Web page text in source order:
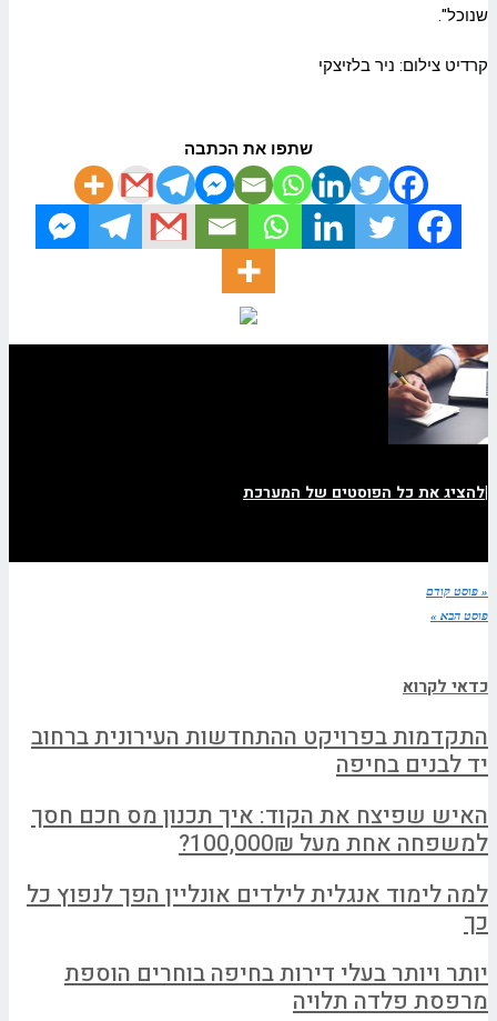
שנוכל".
קרדיט צילום: ניר בלזיצקי
שתפו את הכתבה
|להציג את כל הפוסטים של המערכת
« פוסט קודם
פוסט הבא »
כדאי לקרוא
התקדמות בפרויקט ההתחדשות העירונית ברחוב
יד לבנים בחיפה
האיש שפיצח את הקוד: איך תכנון מס חכם חסך
למשפחה אחת מעל 100,000₪?
למה לימוד אנגלית לילדים אונליין הפך לנפוץ כל
כך
יותר ויותר בעלי דירות בחיפה בוחרים הוספת
מרפסת פלדה תלויה